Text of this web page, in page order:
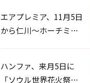
エアプレミア、11月5日
から仁川〜ホーチミン
ハンファ、来月5日に
「ソウル世界花火祭り